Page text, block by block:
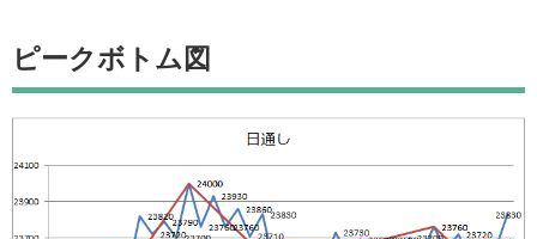
ピークボトム図